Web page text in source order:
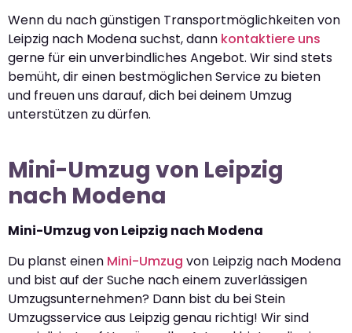
Wenn du nach günstigen Transportmöglichkeiten von
Leipzig nach Modena suchst, dann kontaktiere uns
gerne für ein unverbindliches Angebot. Wir sind stets
bemüht, dir einen bestmöglichen Service zu bieten
und freuen uns darauf, dich bei deinem Umzug
unterstützen zu dürfen.
Mini-Umzug von Leipzig
nach Modena
Mini-Umzug von Leipzig nach Modena
Du planst einen Mini-Umzug von Leipzig nach Modena
und bist auf der Suche nach einem zuverlässigen
Umzugsunternehmen? Dann bist du bei Stein
Umzugsservice aus Leipzig genau richtig! Wir sind